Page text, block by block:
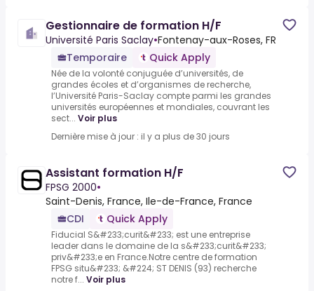
Gestionnaire de formation H/F
Université Paris Saclay•Fontenay-aux-Roses, FR
Temporaire
Quick Apply
Née de la volonté conjuguée d’universités, de
grandes écoles et d’organismes de recherche,
l’Université Paris-Saclay compte parmi les grandes
universités européennes et mondiales, couvrant les
sect... Voir plus
Dernière mise à jour : il y a plus de 30 jours
Assistant formation H/F
FPSG 2000•
Saint-Denis, France, Ile-de-France, France
CDI
Quick Apply
Fiducial S&#233;curit&#233; est une entreprise
leader dans le domaine de la s&#233;curit&#233;
priv&#233;e en France.Notre centre de formation
FPSG situ&#233; &#224; ST DENIS (93) recherche
notre f... Voir plus